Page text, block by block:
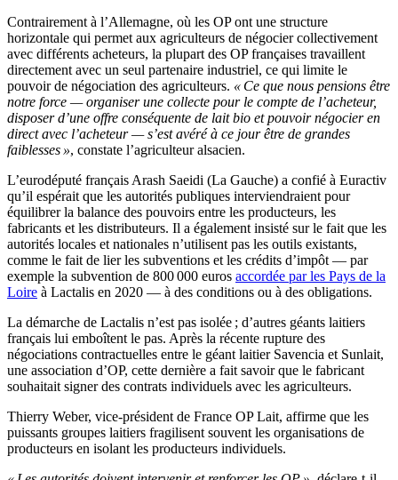
Contrairement à l’Allemagne, où les OP ont une structure
horizontale qui permet aux agriculteurs de négocier collectivement
avec différents acheteurs, la plupart des OP françaises travaillent
directement avec un seul partenaire industriel, ce qui limite le
pouvoir de négociation des agriculteurs. « Ce que nous pensions être
notre force — organiser une collecte pour le compte de l’acheteur,
disposer d’une offre conséquente de lait bio et pouvoir négocier en
direct avec l’acheteur — s’est avéré à ce jour être de grandes
faiblesses », constate l’agriculteur alsacien.
L’eurodéputé français Arash Saeidi (La Gauche) a confié à Euractiv
qu’il espérait que les autorités publiques interviendraient pour
équilibrer la balance des pouvoirs entre les producteurs, les
fabricants et les distributeurs. Il a également insisté sur le fait que les
autorités locales et nationales n’utilisent pas les outils existants,
comme le fait de lier les subventions et les crédits d’impôt — par
exemple la subvention de 800 000 euros accordée par les Pays de la
Loire à Lactalis en 2020 — à des conditions ou à des obligations.
La démarche de Lactalis n’est pas isolée ; d’autres géants laitiers
français lui emboîtent le pas. Après la récente rupture des
négociations contractuelles entre le géant laitier Savencia et Sunlait,
une association d’OP, cette dernière a fait savoir que le fabricant
souhaitait signer des contrats individuels avec les agriculteurs.
Thierry Weber, vice-président de France OP Lait, affirme que les
puissants groupes laitiers fragilisent souvent les organisations de
producteurs en isolant les producteurs individuels.